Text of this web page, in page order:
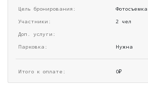
Цель бронирования:
Фотосъемка
Участники:
2 чел
Доп. услуги:
Парковка:
Нужна
Итого к оплате: 0₽